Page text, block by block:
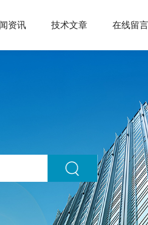
资讯 技术文章 在线留言